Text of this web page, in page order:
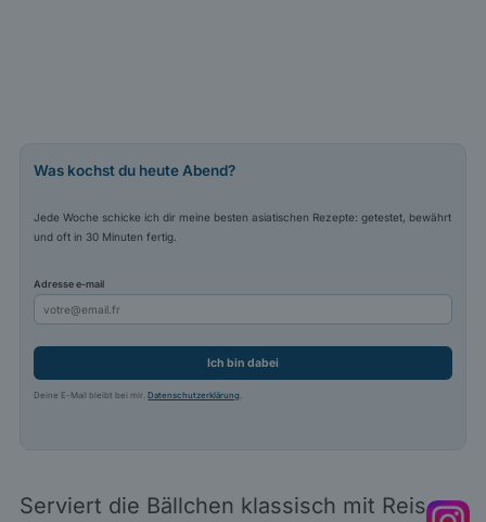
Was kochst du heute Abend?
Jede Woche schicke ich dir meine besten asiatischen Rezepte: getestet, bewährt
und oft in 30 Minuten fertig.
Adresse e-mail
Ich bin dabei
Deine E-Mail bleibt bei mir.Datenschutzerklärung.
Serviert die Bällchen klassisch mit Reis